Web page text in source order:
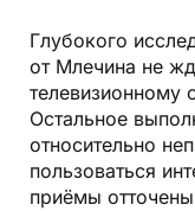
Глубокого
от Млечина не
телевизионному
Остальное
относительно
пользоваться
приёмы